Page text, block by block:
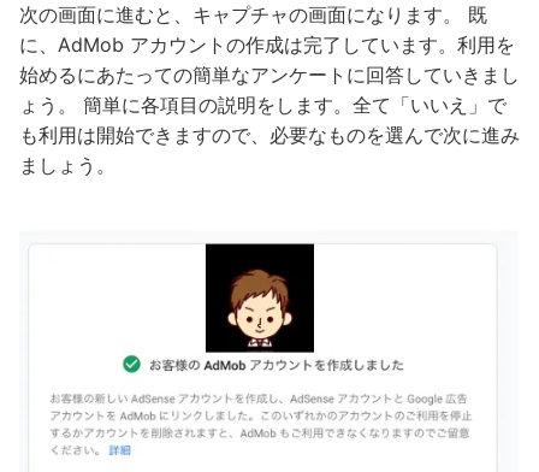
次の画面に進むと、キャプチャの画面になります。 既
に、AdMob アカウントの作成は完了しています。利用を
始めるにあたっての簡単なアンケートに回答していきまし
ょう。 簡単に各項目の説明をします。全て「いいえ」で
も利用は開始できますので、必要なものを選んで次に進み
ましょう。